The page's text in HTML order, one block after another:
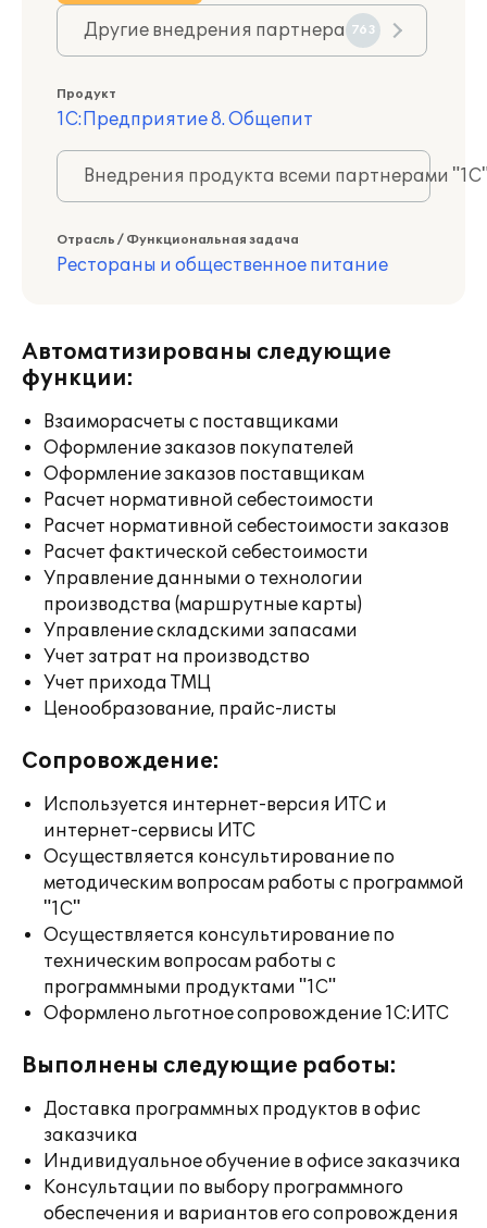
Другие внедрения партнера 763
Продукт
1С:Предприятие 8. Общепит
Внедрения продукта всеми партнерами
Отрасль / Функциональная задача
Рестораны и общественное питание
Автоматизированы следующие
функции:
Взаиморасчеты с поставщиками
Оформление заказов покупателей
Оформление заказов поставщикам
Расчет нормативной себестоимости
Расчет нормативной себестоимости заказов
Расчет фактической себестоимости
Управление данными о технологии
производства (маршрутные карты)
Управление складскими запасами
Учет затрат на производство
Учет прихода ТМЦ
Ценообразование, прайс-листы
Сопровождение:
Используется интернет-версия ИТС и
интернет-сервисы ИТС
Осуществляется консультирование по
методическим вопросам работы с программой
"1С"
Осуществляется консультирование по
техническим вопросам работы с
программными продуктами "1С"
Оформлено льготное сопровождение 1С:ИТС
Выполнены следующие работы:
Доставка программных продуктов в офис
заказчика
Индивидуальное обучение в офисе заказчика
Консультации по выбору программного
обеспечения и вариантов его сопровождения